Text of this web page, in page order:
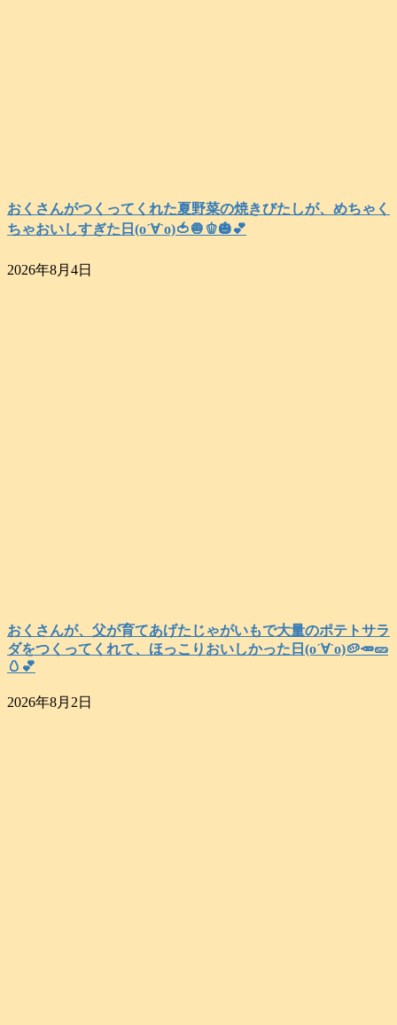
おくさんがつくってくれた夏野菜の焼きびたしが、めちゃく
ちゃおいしすぎた日(о´∀`о)🍅🧅🫑🎃💕
2026年8月4日
おくさんが、父が育てあげたじゃがいもで大量のポテトサラ
ダをつくってくれて、ほっこりおいしかった日(о´∀`о)🥔🥕🥒
🥚💕
2026年8月2日